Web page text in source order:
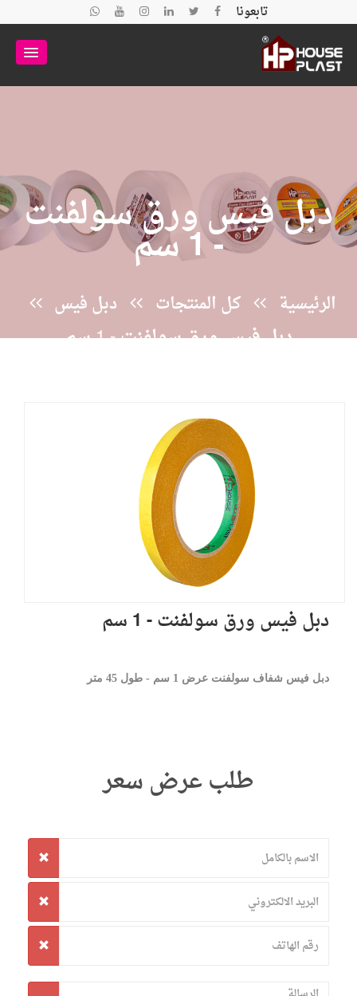
تابعونا
دبل فيس ورق سولفنت
- 1 سم
الرئيسية كل المنتجات دبل فيس
دبل فيس ورق سولفنت - 1 سم
دبل فيس ورق سولفنت - 1 سم
دبل فيس شفاف سولفنت عرض 1 سم - طول 45 متر
طلب عرض سعر